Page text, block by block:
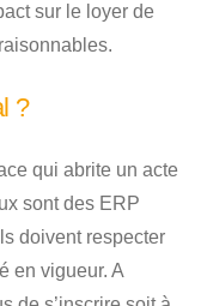
sur le loyer de
?
qui abrite un acte
sont des ERP
doivent respecter
en vigueur. A